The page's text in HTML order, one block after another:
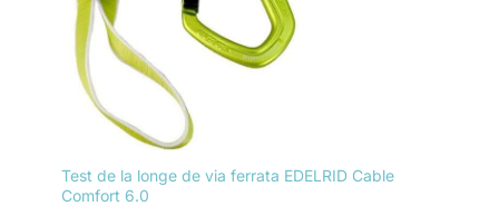
Test de la longe de via ferrata EDELRID Cable
Comfort 6.0